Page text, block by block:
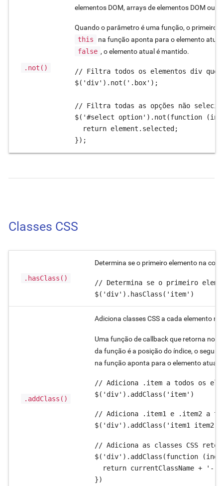
.not()
elementos DOM, arrays de elementos DOM ou
Quando o parâmetro é uma função, o primeiro
this
na função aponta para o elemento
false , o elemento atual é mantido.
// Filtra todos os elementos div que
$('div').not('.box');
// Filtra todas as opções não
$('#select option').not(function
  return element.selected;
});
Classes CSS
.hasClass()
Determina se o primeiro elemento na
// Determina se o primeiro
$('div').hasClass('item')
.addClass()
Adiciona classes CSS a cada elemento
Uma função de callback que retorna
da função é a posição do índice, o
na função aponta para o elemento atual.
// Adiciona .item a todos os
$('div').addClass('item')
// Adiciona .item1 e .item2 a
$('div').addClass('item1 item2')
// Adiciona as classes CSS
$('div').addClass(function
return currentClassName + '-'
})